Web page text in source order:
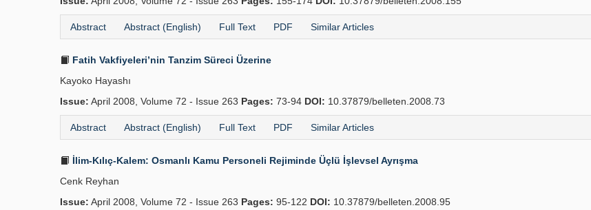
Abstract Abstract (English) Full Text PDF Similar Articles
Fatih Vakfiyeleri’nin Tanzim Süreci Üzerine
Kayoko Hayashı
Issue: April 2008, Volume 72 - Issue 263 Pages: 73-94 DOI: 10.37879/belleten.2008.73
Abstract Abstract (English) Full Text PDF Similar Articles
İlim-Kılıç-Kalem: Osmanlı Kamu Personeli Rejiminde Üçlü İşlevsel Ayrışma
Cenk Reyhan
Issue: April 2008, Volume 72 - Issue 263 Pages: 95-122 DOI: 10.37879/belleten.2008.95